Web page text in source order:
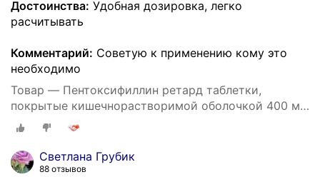
Достоинства: Удобная дозировка, легко
расчитывать
Комментарий: Советую к применению кому это
необходимо
Товар — Пентоксифиллин ретард таблетки,
покрытые кишечнорастворимой оболочкой 400 мг,
20 шт.
Светлана Грубик
88 отзывов